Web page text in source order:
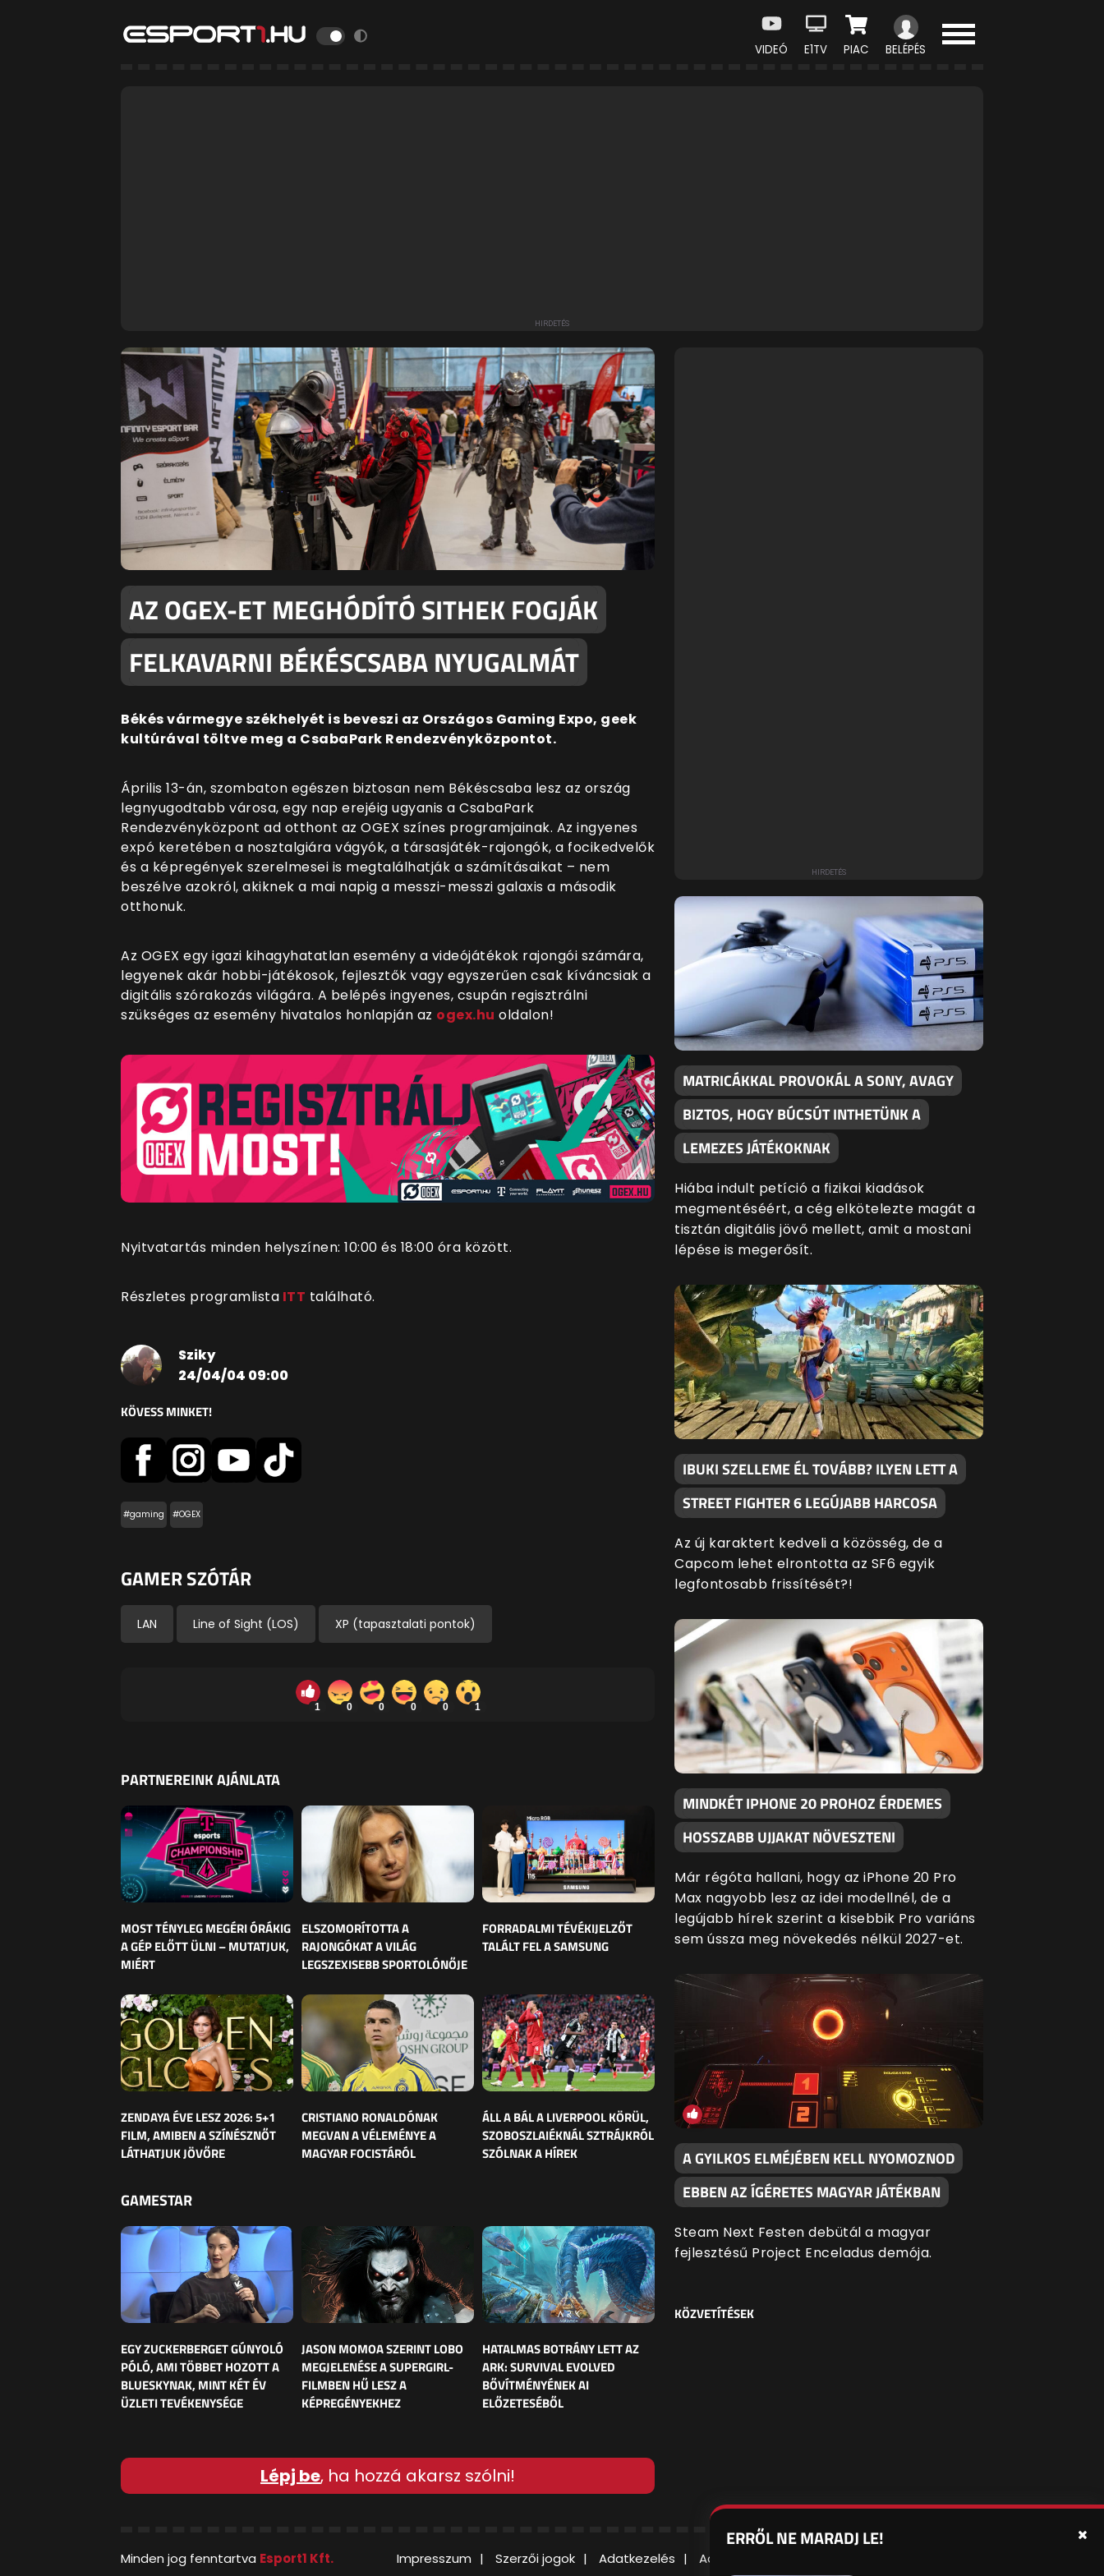
VIDEÓ E1TV PIAC BELÉPÉS
AZ OGEX-ET MEGHÓDÍTÓ SITHEK FOGJÁK
FELKAVARNI BÉKÉSCSABA NYUGALMÁT
Békés vármegye székhelyét is beveszi az Országos Gaming Expo, geek
kultúrával töltve meg a CsabaPark Rendezvényközpontot.
Április 13-án, szombaton egészen biztosan nem Békéscsaba lesz az ország
legnyugodtabb városa, egy nap erejéig ugyanis a CsabaPark
Rendezvényközpont ad otthont az OGEX színes programjainak. Az ingyenes
expó keretében a nosztalgiára vágyók, a társasjáték-rajongók, a focikedvelők
és a képregények szerelmesei is megtalálhatják a számításaikat – nem
beszélve azokról, akiknek a mai napig a messzi-messzi galaxis a második
otthonuk.
Az OGEX egy igazi kihagyhatatlan esemény a videójátékok rajongói számára,
legyenek akár hobbi-játékosok, fejlesztők vagy egyszerűen csak kíváncsiak a
digitális szórakozás világára. A belépés ingyenes, csupán regisztrálni
szükséges az esemény hivatalos honlapján az ogex.hu oldalon!
Nyitvatartás minden helyszínen: 10:00 és 18:00 óra között.
Részletes programlista ITT található.
Sziky
24/04/04 09:00
KÖVESS MINKET!
#gaming #OGEX
GAMER SZÓTÁR
LAN Line of Sight (LOS) XP (tapasztalati pontok)
1 0 0 0 0 1
PARTNEREINK AJÁNLATA
MOST TÉNYLEG MEGÉRI ÓRÁKIG
A GÉP ELŐTT ÜLNI – MUTATJUK,
MIÉRT
ELSZOMORÍTOTTA A
RAJONGÓKAT A VILÁG
LEGSZEXISEBB SPORTOLÓNŐJE
FORRADALMI TÉVÉKIJELZŐT
TALÁLT FEL A SAMSUNG
ZENDAYA ÉVE LESZ 2026: 5+1
FILM, AMIBEN A SZÍNÉSZNŐT
LÁTHATJUK JÖVŐRE
CRISTIANO RONALDÓNAK
MEGVAN A VÉLEMÉNYE A
MAGYAR FOCISTÁRÓL
ÁLL A BÁL A LIVERPOOL KÖRÜL,
SZOBOSZLAIÉKNÁL SZTRÁJKRÓL
SZÓLNAK A HÍREK
GAMESTAR
EGY ZUCKERBERGET GÚNYOLÓ
PÓLÓ, AMI TÖBBET HOZOTT A
BLUESKYNAK, MINT KÉT ÉV
ÜZLETI TEVÉKENYSÉGE
JASON MOMOA SZERINT LOBO
MEGJELENÉSE A SUPERGIRL-
FILMBEN HŰ LESZ A
KÉPREGÉNYEKHEZ
HATALMAS BOTRÁNY LETT AZ
ARK: SURVIVAL EVOLVED
BŐVÍTMÉNYÉNEK AI
ELŐZETESÉBŐL
Lépj be, ha hozzá akarsz szólni!
MATRICÁKKAL PROVOKÁL A SONY, AVAGY
BIZTOS, HOGY BÚCSÚT INTHETÜNK A
LEMEZES JÁTÉKOKNAK
Hiába indult petíció a fizikai kiadások
megmentéséért, a cég elkötelezte magát a
tisztán digitális jövő mellett, amit a mostani
lépése is megerősít.
IBUKI SZELLEME ÉL TOVÁBB? ILYEN LETT A
STREET FIGHTER 6 LEGÚJABB HARCOSA
Az új karaktert kedveli a közösség, de a
Capcom lehet elrontotta az SF6 egyik
legfontosabb frissítését?!
MINDKÉT IPHONE 20 PROHOZ ÉRDEMES
HOSSZABB UJJAKAT NÖVESZTENI
Már régóta hallani, hogy az iPhone 20 Pro
Max nagyobb lesz az idei modellnél, de a
legújabb hírek szerint a kisebbik Pro variáns
sem ússza meg növekedés nélkül 2027-et.
A GYILKOS ELMÉJÉBEN KELL NYOMOZNOD
EBBEN AZ ÍGÉRETES MAGYAR JÁTÉKBAN
Steam Next Festen debütál a magyar
fejlesztésű Project Enceladus demója.
KÖZVETÍTÉSEK
Minden jog fenntartva Esport1 Kft. Impresszum Szerzői jogok Adatkezelés Adatvédelmi beállítások
ERRŐL NE MARADJ LE!